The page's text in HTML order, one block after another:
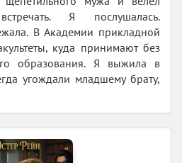
Я послушалась.
В Академии прикладной
куда принимают без
образования. Я выжила в
угождали младшему брату,